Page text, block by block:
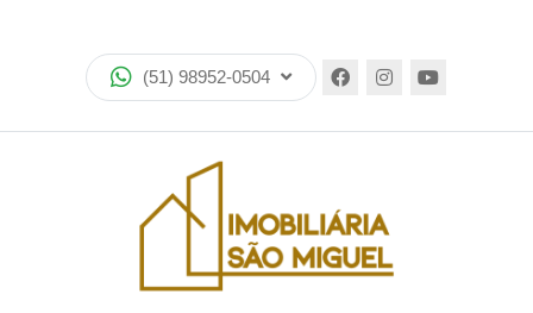
(51) 98952-0504
Imóveis
Encomende seu imóvel